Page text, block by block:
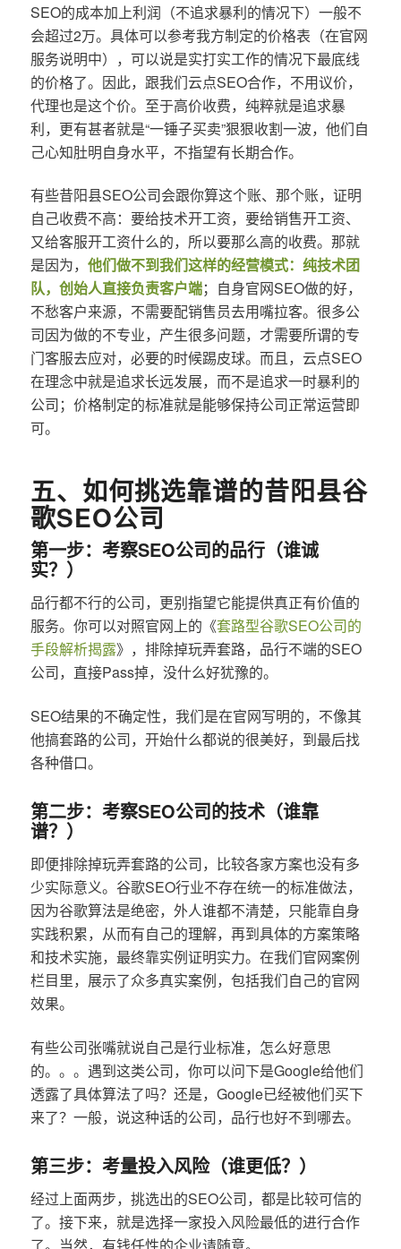
SEO的成本加上利润（不追求暴利的情况下）一般不
会超过2万。具体可以参考我方制定的价格表（在官网
服务说明中），可以说是实打实工作的情况下最底线
的价格了。因此，跟我们云点SEO合作，不用议价，
代理也是这个价。至于高价收费，纯粹就是追求暴
利，更有甚者就是“一锤子买卖”狠狠收割一波，他们自
己心知肚明自身水平，不指望有长期合作。
有些昔阳县SEO公司会跟你算这个账、那个账，证明
自己收费不高：要给技术开工资，要给销售开工资、
又给客服开工资什么的，所以要那么高的收费。那就
是因为， 他们做不到我们这样的经营模式：纯技术团
队，创始人直接负责客户端；自身官网SEO做的好，
不愁客户来源，不需要配销售员去用嘴拉客。很多公
司因为做的不专业，产生很多问题，才需要所谓的专
门客服去应对，必要的时候踢皮球。而且，云点SEO
在理念中就是追求长远发展，而不是追求一时暴利的
公司；价格制定的标准就是能够保持公司正常运营即
可。
五、如何挑选靠谱的昔阳县谷
歌SEO公司
第一步：考察SEO公司的品行（谁诚
实？）
品行都不行的公司，更别指望它能提供真正有价值的
服务。你可以对照官网上的《套路型谷歌SEO公司的
手段解析揭露》，排除掉玩弄套路，品行不端的SEO
公司，直接Pass掉，没什么好犹豫的。
SEO结果的不确定性，我们是在官网写明的，不像其
他搞套路的公司，开始什么都说的很美好，到最后找
各种借口。
第二步：考察SEO公司的技术（谁靠
谱？）
即便排除掉玩弄套路的公司，比较各家方案也没有多
少实际意义。谷歌SEO行业不存在统一的标准做法，
因为谷歌算法是绝密，外人谁都不清楚，只能靠自身
实践积累，从而有自己的理解，再到具体的方案策略
和技术实施，最终靠实例证明实力。在我们官网案例
栏目里，展示了众多真实案例，包括我们自己的官网
效果。
有些公司张嘴就说自己是行业标准，怎么好意思
的。。。遇到这类公司，你可以问下是Google给他们
透露了具体算法了吗？还是，Google已经被他们买下
来了？一般，说这种话的公司，品行也好不到哪去。
第三步：考量投入风险（谁更低？）
经过上面两步，挑选出的SEO公司，都是比较可信的
了。接下来，就是选择一家投入风险最低的进行合作